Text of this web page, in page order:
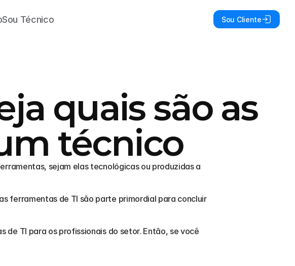
Sou Técnico Sou Cliente
quais são as
técnico
sejam elas tecnológicas ou produzidas a
ferramentas de TI são parte primordial para concluir
de TI para os profissionais do setor. Então, se você